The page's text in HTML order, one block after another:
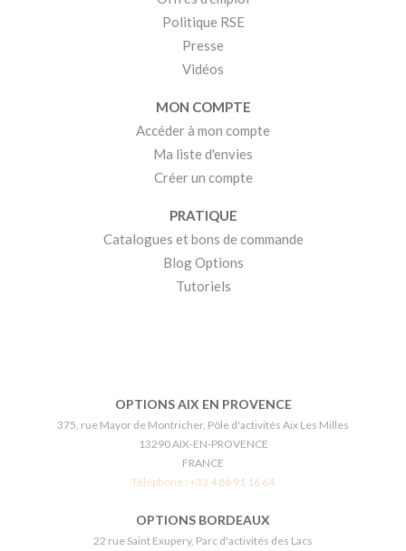
Politique RSE
Presse
Vidéos
MON COMPTE
Accéder à mon compte
Ma liste d'envies
Créer un compte
PRATIQUE
Catalogues et bons de commande
Blog Options
Tutoriels
OPTIONS AIX EN PROVENCE
375, rue Mayor de Montricher, Pôle d'activités Aix Les Milles
13290 AIX-EN-PROVENCE
FRANCE
Téléphone : +33 4 86 91 16 64
OPTIONS BORDEAUX
22 rue Saint Exupery, Parc d'activités des Lacs